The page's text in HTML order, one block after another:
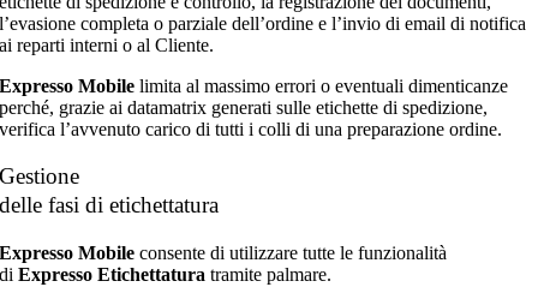
l’evasione completa o parziale dell’ordine e l’invio di email di notifica
ai reparti interni o al Cliente.
Expresso Mobile limita al massimo errori o eventuali dimenticanze
perché, grazie ai datamatrix generati sulle etichette di spedizione,
verifica l’avvenuto carico di tutti i colli di una preparazione ordine.
Gestione
delle fasi di etichettatura
Expresso Mobile consente di utilizzare tutte le funzionalità
diExpresso Etichettatura tramite palmare.